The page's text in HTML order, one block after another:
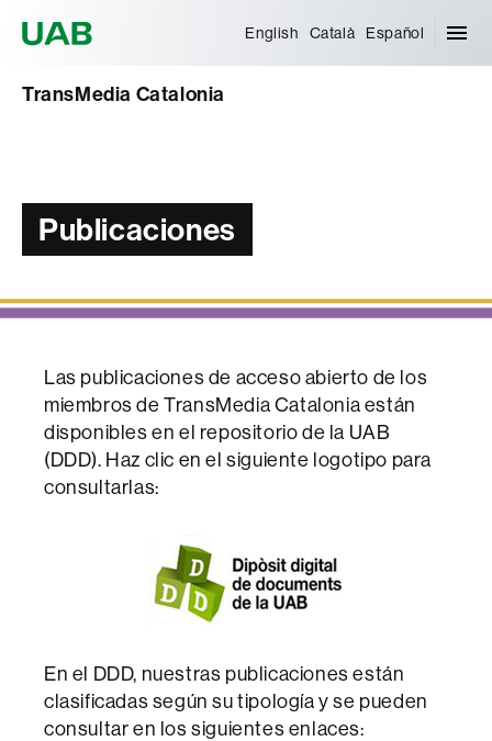
English Català Español
TransMedia Catalonia
Publicaciones
Las publicaciones de acceso abierto de los
miembros de TransMedia Catalonia están
disponibles en el repositorio de la UAB
(DDD). Haz clic en el siguiente logotipo para
consultarlas:
En el DDD, nuestras publicaciones están
clasificadas según su tipología y se pueden
consultar en los siguientes enlaces: